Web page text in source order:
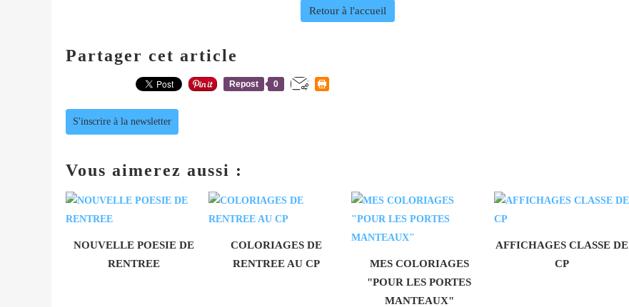
Retour à l'accueil
Partager cet article
Repost 0
S'inscrire à la newsletter
Vous aimerez aussi :
NOUVELLE POESIE DE
RENTREE
COLORIAGES DE
RENTREE AU CP
MES COLORIAGES
"POUR LES PORTES
MANTEAUX"
AFFICHAGES CLASSE DE
CP